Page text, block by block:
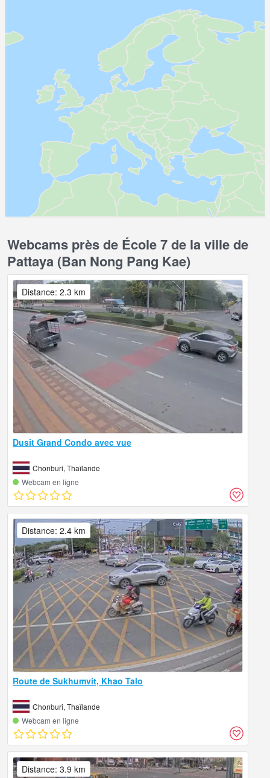
Webcams près de École 7 de la ville de
Pattaya (Ban Nong Pang Kae)
Dusit Grand Condo avec vue
Chonburi, Thaïlande
Webcam en ligne
Distance: 2.3 km
Route de Sukhumvit, Khao Talo
Chonburi, Thaïlande
Webcam en ligne
Distance: 2.4 km
Distance: 3.9 km